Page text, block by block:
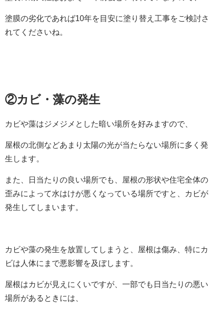
塗膜の劣化であれば10年を目安に塗り替え工事をご検討さ
れてくださいね。
②カビ・藻の発生
カビや藻はジメジメとした暗い場所を好みますので、
屋根の北側などあまり太陽の光が当たらない場所に多く発
生します。
また、日当たりの良い場所でも、屋根の形状や住宅全体の
歪みによって水はけが悪くなっている場所ですと、カビが
発生してしまいます。
カビや藻の発生を放置してしまうと、屋根は傷み、特にカ
ビは人体にまで悪影響を及ぼします。
屋根はカビが見えにくいですが、一部でも日当たりの悪い
場所があるときには、